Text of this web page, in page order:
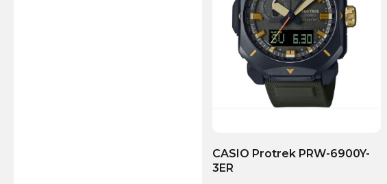
CASIO Protrek PRW-6900Y-
3ER